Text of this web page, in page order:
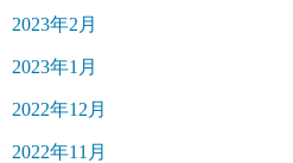
2023年2月
2023年1月
2022年12月
2022年11月